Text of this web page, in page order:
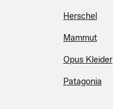
Herschel
Mammut
Opus Kleider
Patagonia